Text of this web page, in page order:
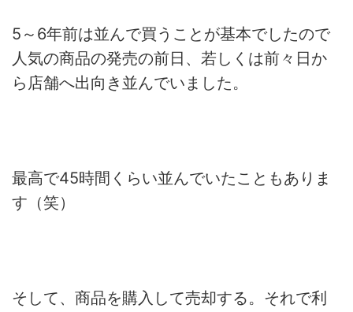
5～6年前は並んで買うことが基本でしたので
人気の商品の発売の前日、若しくは前々日か
ら店舗へ出向き並んでいました。
最高で45時間くらい並んでいたこともありま
す（笑）
そして、商品を購入して売却する。それで利